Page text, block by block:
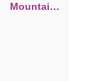
Mountain